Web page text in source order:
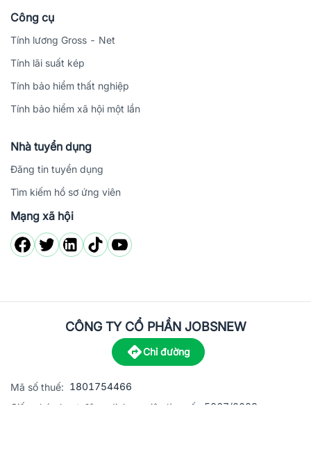
Công cụ
Tính lương Gross - Net
Tính lãi suất kép
Tính bảo hiểm thất nghiệp
Tính bảo hiểm xã hội một lần
Nhà tuyển dụng
Đăng tin tuyển dụng
Tìm kiếm hồ sơ ứng viên
Mạng xã hội
CÔNG TY CỔ PHẦN JOBSNEW
Chỉ đường
Mã số thuế: 1801754466
Giấy phép hoạt động dịch vụ việc làm số:
5867/2023